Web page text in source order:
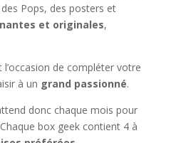
Pops, des posters et
et originales,
l’occasion de compléter votre
à un grand passionné.
donc chaque mois pour
box geek contient 4 à